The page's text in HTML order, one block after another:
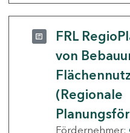
FRL
von
(Regionale
Fördernehmer: